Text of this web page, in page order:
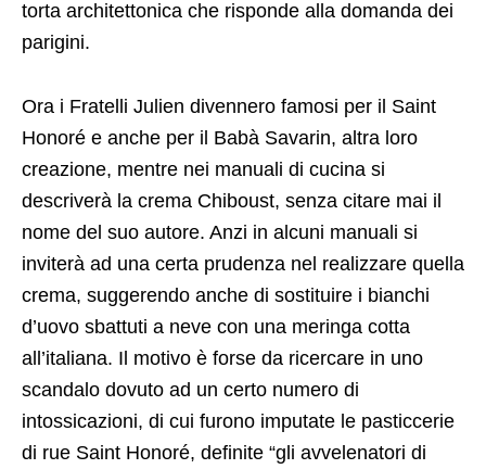
torta architettonica che risponde alla domanda dei
parigini.
Ora i Fratelli Julien divennero famosi per il Saint
Honoré e anche per il Babà Savarin, altra loro
creazione, mentre nei manuali di cucina si
descriverà la crema Chiboust, senza citare mai il
nome del suo autore. Anzi in alcuni manuali si
inviterà ad una certa prudenza nel realizzare quella
crema, suggerendo anche di sostituire i bianchi
d’uovo sbattuti a neve con una meringa cotta
all’italiana. Il motivo è forse da ricercare in uno
scandalo dovuto ad un certo numero di
intossicazioni, di cui furono imputate le pasticcerie
di rue Saint Honoré, definite “gli avvelenatori di